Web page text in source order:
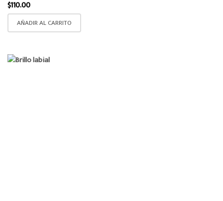
$110.00
AÑADIR AL CARRITO